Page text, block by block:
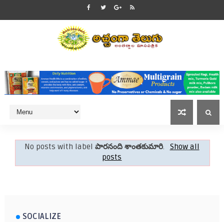
No posts with labelపారనంది శాంతకుమారి.
Show all
posts
SOCIALIZE